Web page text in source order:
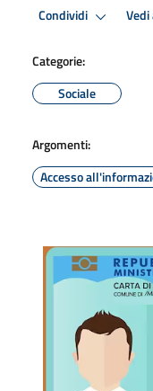
Condividi Vedi
Categorie:
Sociale
Argomenti:
Accesso